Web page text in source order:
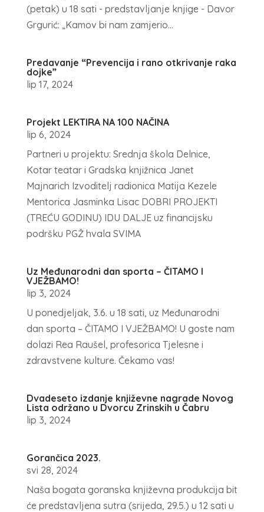
(petak) u 18 sati - predstavljanje knjige - Davor
Grgurić: „Kamov bi nam zamjerio...
Predavanje “Prevencija i rano otkrivanje raka
dojke”
lip 17, 2024
Projekt LEKTIRA NA 100 NAČINA
lip 6, 2024
Partneri u projektu: Srednja škola Delnice,
Kotar teatar i Gradska knjižnica Janet
Majnarich Izvoditelj radionica Matija Kezele
Mentorica Jasminka Lisac DOBRI PROJEKTI
(TREĆU GODINU) IDU DALJE uz financijsku
podršku PGŽ hvala SVIMA
Uz Međunarodni dan sporta – ČITAMO I
VJEŽBAMO!
lip 3, 2024
U ponedjeljak, 3.6. u 18 sati, uz Međunarodni
dan sporta – ČITAMO I VJEŽBAMO! U goste nam
dolazi Rea Raušel, profesorica Tjelesne i
zdravstvene kulture. Čekamo vas!
Dvadeseto izdanje književne nagrade Novog
Lista održano u Dvorcu Zrinskih u Čabru
lip 3, 2024
Gorančica 2023.
svi 28, 2024
Naša bogata goranska književna produkcija bit
će predstavljena sutra (srijeda, 29.5.) u 12 sati u